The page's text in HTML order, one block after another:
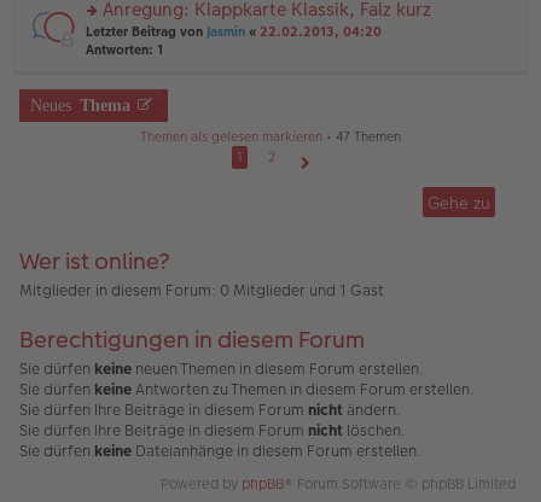
g
e
n
er
tr
a
n
g
el
e
n
er
rs
te
n
g
tr
a
g
Anregung: Klappkarte Klassik, Falz kurz
Letzter Beitrag von Jasmin « 22.02.2013, 04:20
Antworten: 1
Neues Thema
Themen als gelesen markieren • 47 Themen
1
2
Gehe zu
Wer ist online?
Mitglieder in diesem Forum: 0 Mitglieder und 1 Gast
Berechtigungen in diesem Forum
Sie dürfen keine neuen Themen in diesem Forum erstellen.
Sie dürfen keineAntworten zu Themen in diesem Forum erstellen.
Sie dürfen Ihre Beiträge in diesem Forum nicht ändern.
Sie dürfen Ihre Beiträge in diesem Forum nicht löschen.
Sie dürfen keine Dateianhänge in diesem Forum erstellen.
Powered by phpBB® Forum Software © phpBB Limited